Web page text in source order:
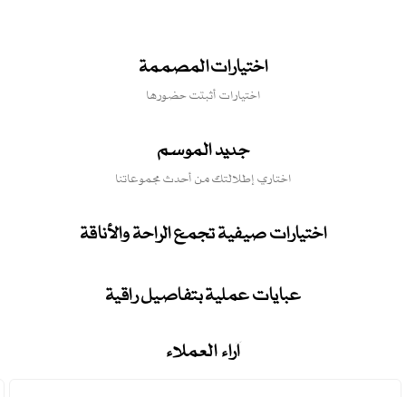
اختيارات المصممة
اختيارات أثبتت حضورها
جديد الموسم
اختاري إطلالتك من أحدث مجموعاتنا
اختيارات صيفية تجمع الراحة والأناقة
عبايات عملية بتفاصيل راقية
آراء العملاء